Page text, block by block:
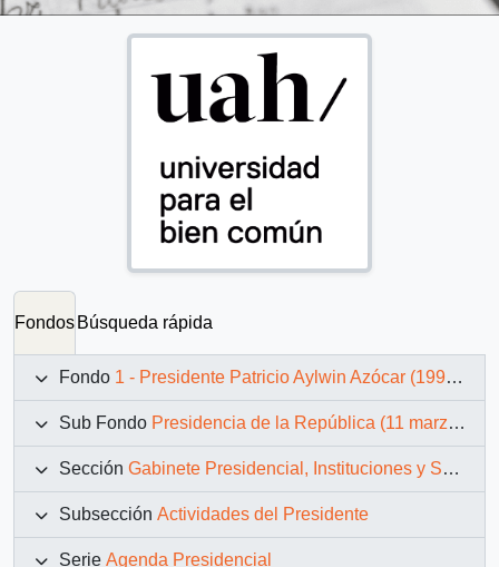
Fondos Búsqueda rápida
Fondo 1 - Presidente Patricio Aylwin Azócar (1990-1994)
Sub Fondo Presidencia de la República (11 marzo 1990 – 11 marzo 1994)
Sección Gabinete Presidencial, Instituciones y Servicios
Subsección Actividades del Presidente
Serie Agenda Presidencial